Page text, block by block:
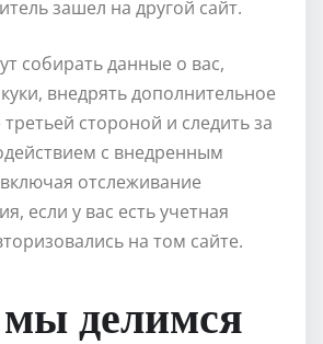
зашел на другой сайт.
собирать данные о вас,
внедрять дополнительное
стороной и следить за
с внедренным
отслеживание
если у вас есть учетная
на том сайте.
делимся